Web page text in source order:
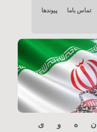
تماس باما پیوندها
ن ه و ی